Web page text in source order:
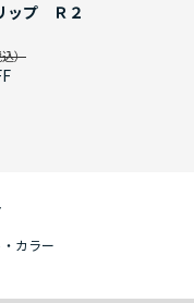
ップ Ｒ２
カラー